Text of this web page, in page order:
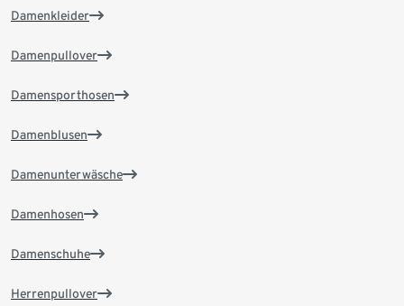
Damenkleider
Damenpullover
Damensporthosen
Damenblusen
Damenunterwäsche
Damenhosen
Damenschuhe
Herrenpullover